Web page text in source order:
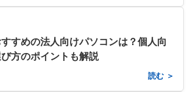
すめの法人向けパソコンは？個人向
方のポイントも解説
読む ＞